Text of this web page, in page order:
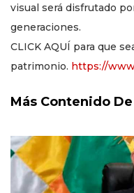
visual será disfrutado
generaciones.
CLICK AQUÍ para que
patrimonio. https://
Más Contenido